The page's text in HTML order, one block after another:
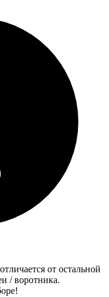
от остальной
/ воротника.